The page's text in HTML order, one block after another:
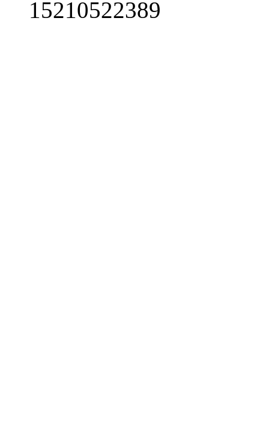
15210522389